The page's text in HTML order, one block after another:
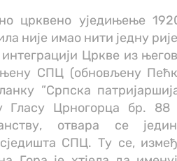
црквено уједињење
није имао нити једну
Цркве из
СПЦ (обновљену
”Српска
Гласу Црногорца бр. 88
отвара се
СПЦ. Ту се,